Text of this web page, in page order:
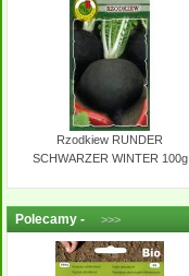
Rzodkiew RUNDER
SCHWARZER WINTER 100g
Polecamy - >>>